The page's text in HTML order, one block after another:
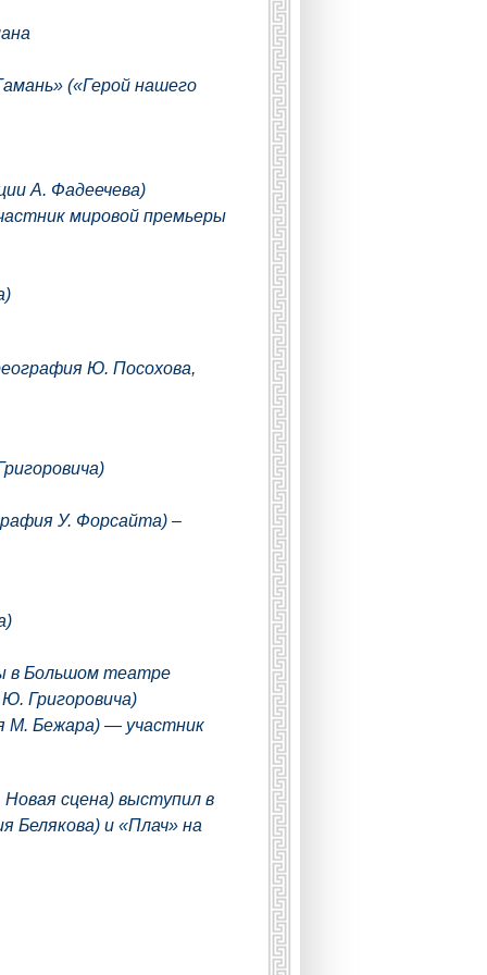
(«Герой нашего
А. Фадеечева)
мировой премьеры
Ю. Посохова,
У. Форсайта) –
в Большом театре
Григоровича)
М. Бежара) — участник
сцена) выступил в
Белякова) и «Плач» на